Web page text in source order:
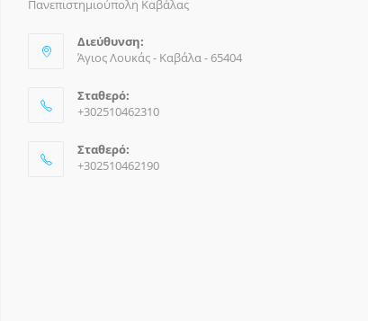
Πανεπιστημιούπολη Καβάλας
Διεύθυνση:
Άγιος Λουκάς - Καβάλα - 65404
Σταθερό:
+302510462310
Σταθερό:
+302510462190